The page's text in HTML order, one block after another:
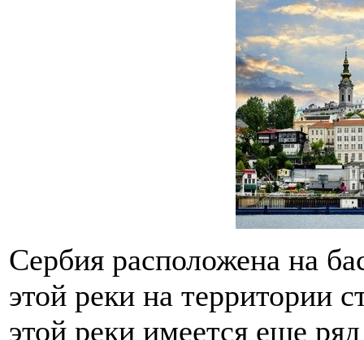
Сербия расположена на
этой реки на территории
этой реки имеется еще